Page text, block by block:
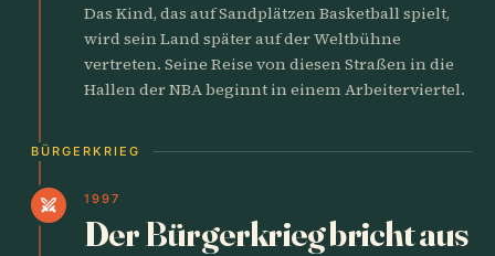
Das Kind, das auf Sandplätzen Basketball spielt,
wird sein Land später auf der Weltbühne
vertreten. Seine Reise von diesen Straßen in die
Hallen der NBA beginnt in einem Arbeiterviertel.
BÜRGERKRIEG
swords 1997
Der Bürgerkrieg bricht aus